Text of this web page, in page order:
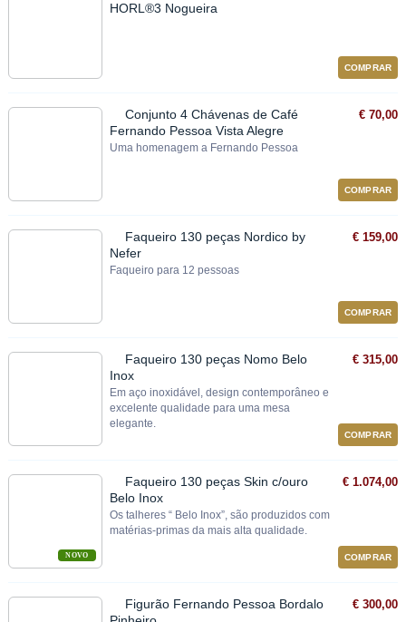
HORL®3 Nogueira
COMPRAR
Conjunto 4 Chávenas de Café
Fernando Pessoa Vista Alegre
Uma homenagem a Fernando Pessoa
€ 70,00
COMPRAR
Faqueiro 130 peças Nordico by
Nefer
Faqueiro para 12 pessoas
€ 159,00
COMPRAR
Faqueiro 130 peças Nomo Belo
Inox
Em aço inoxidável, design contemporâneo e
excelente qualidade para uma mesa
elegante.
€ 315,00
COMPRAR
NOVO
Faqueiro 130 peças Skin c/ouro
Belo Inox
Os talheres “ Belo Inox”, são produzidos com
matérias‐primas da mais alta qualidade.
€ 1.074,00
COMPRAR
Figurão Fernando Pessoa Bordalo
€ 300,00